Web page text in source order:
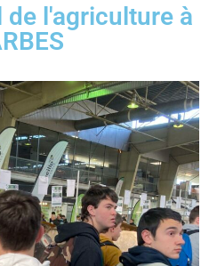
de l'agriculture à